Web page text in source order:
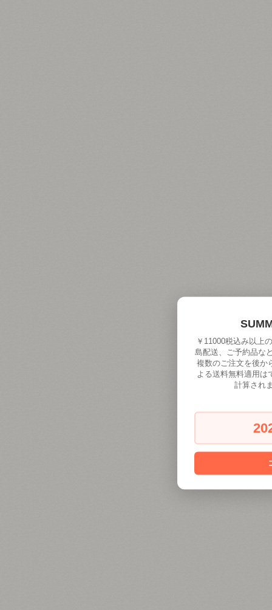
￥11000税込み以上
島配送、ご予約品な
複数のご注文を後か
よる送料無料適用は
計算され